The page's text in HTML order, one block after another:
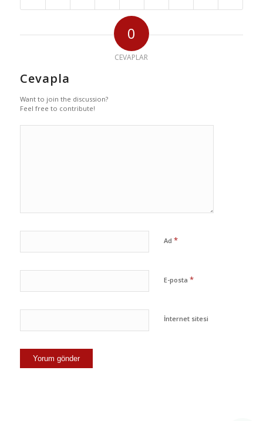
0
CEVAPLAR
Cevapla
Want to join the discussion?
Feel free to contribute!
Ad *
E-posta *
İnternet sitesi